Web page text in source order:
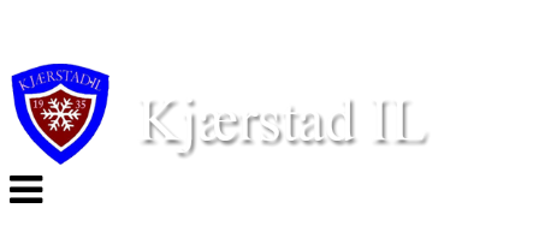
Veksle
navigasjon